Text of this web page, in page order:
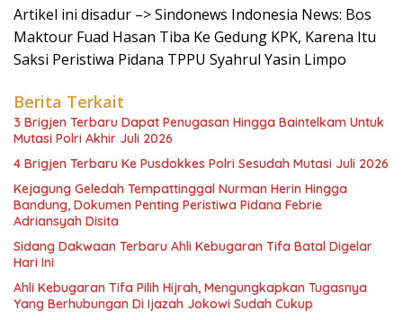
Artikel ini disadur –> Sindonews Indonesia News: Bos
Maktour Fuad Hasan Tiba Ke Gedung KPK, Karena Itu
Saksi Peristiwa Pidana TPPU Syahrul Yasin Limpo
Berita Terkait
3 Brigjen Terbaru Dapat Penugasan Hingga Baintelkam Untuk
Mutasi Polri Akhir Juli 2026
4 Brigjen Terbaru Ke Pusdokkes Polri Sesudah Mutasi Juli 2026
Kejagung Geledah Tempattinggal Nurman Herin Hingga
Bandung, Dokumen Penting Peristiwa Pidana Febrie
Adriansyah Disita
Sidang Dakwaan Terbaru Ahli Kebugaran Tifa Batal Digelar
Hari Ini
Ahli Kebugaran Tifa Pilih Hijrah, Mengungkapkan Tugasnya
Yang Berhubungan Di Ijazah Jokowi Sudah Cukup